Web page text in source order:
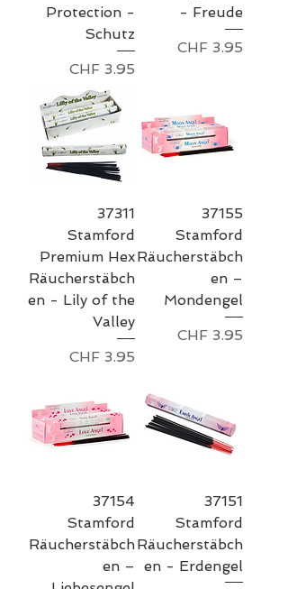
Protection -
Schutz
Preis
CHF 3.95
- Freude
Preis
CHF 3.95
37311
Stamford
Premium Hex
Räucherstäbch
en - Lily of the
Valley
Preis
CHF 3.95
37155
Stamford
Räucherstäbch
en –
Mondengel
Preis
CHF 3.95
37154
Stamford
Räucherstäbch
en –
37151
Stamford
Räucherstäbch
en - Erdengel